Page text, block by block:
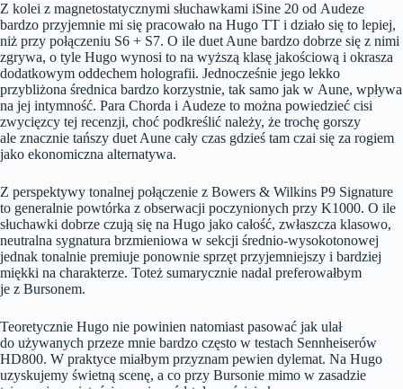
Z kolei z magnetostatycznymi słuchawkami iSine 20 od Audeze
bardzo przyjemnie mi się pracowało na Hugo TT i działo się to lepiej,
niż przy połączeniu S6 + S7. O ile duet Aune bardzo dobrze się z nimi
zgrywa, o tyle Hugo wynosi to na wyższą klasę jakościową i okrasza
dodatkowym oddechem holografii. Jednocześnie jego lekko
przybliżona średnica bardzo korzystnie, tak samo jak w Aune, wpływa
na jej intymność. Para Chorda i Audeze to można powiedzieć cisi
zwycięzcy tej recenzji, choć podkreślić należy, że trochę gorszy
ale znacznie tańszy duet Aune cały czas gdzieś tam czai się za rogiem
jako ekonomiczna alternatywa.
Z perspektywy tonalnej połączenie z Bowers & Wilkins P9 Signature
to generalnie powtórka z obserwacji poczynionych przy K1000. O ile
słuchawki dobrze czują się na Hugo jako całość, zwłaszcza klasowo,
neutralna sygnatura brzmieniowa w sekcji średnio-wysokotonowej
jednak tonalnie premiuje ponownie sprzęt przyjemniejszy i bardziej
miękki na charakterze. Toteż sumarycznie nadal preferowałbym
je z Bursonem.
Teoretycznie Hugo nie powinien natomiast pasować jak ulał
do używanych przeze mnie bardzo często w testach Sennheiserów
HD800. W praktyce miałbym przyznam pewien dylemat. Na Hugo
uzyskujemy świetną scenę, a co przy Bursonie mimo w zasadzie